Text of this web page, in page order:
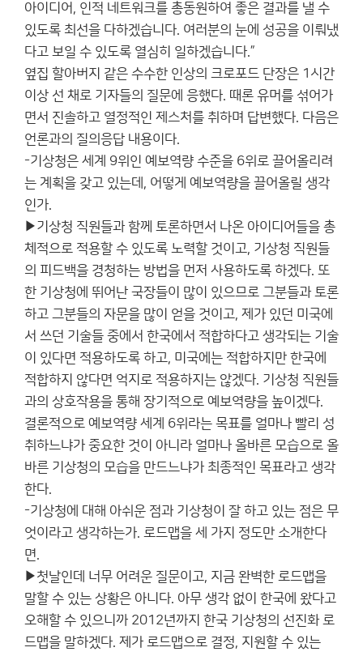
아이디어, 인적 네트워크를 총동원하여 좋은 결과를 낼 수
있도록 최선을 다하겠습니다. 여러분의 눈에 성공을 이뤄냈
다고 보일 수 있도록 열심히 일하겠습니다.”
옆집 할아버지 같은 수수한 인상의 크로포드 단장은 1시간
이상 선 채로 기자들의 질문에 응했다. 때론 유머를 섞어가
면서 진솔하고 열정적인 제스처를 취하며 답변했다. 다음은
언론과의 질의응답 내용이다.
-기상청은 세계 9위인 예보역량 수준을 6위로 끌어올리려
는 계획을 갖고 있는데, 어떻게 예보역량을 끌어올릴 생각
인가.
▶기상청 직원들과 함께 토론하면서 나온 아이디어들을 총
체적으로 적용할 수 있도록 노력할 것이고, 기상청 직원들
의 피드백을 경청하는 방법을 먼저 사용하도록 하겠다. 또
한 기상청에 뛰어난 국장들이 많이 있으므로 그분들과 토론
하고 그분들의 자문을 많이 얻을 것이고, 제가 있던 미국에
서 쓰던 기술들 중에서 한국에서 적합하다고 생각되는 기술
이 있다면 적용하도록 하고, 미국에는 적합하지만 한국에
적합하지 않다면 억지로 적용하지는 않겠다. 기상청 직원들
과의 상호작용을 통해 장기적으로 예보역량을 높이겠다.
결론적으로 예보역량 세계 6위라는 목표를 얼마나 빨리 성
취하느냐가 중요한 것이 아니라 얼마나 올바른 모습으로 올
바른 기상청의 모습을 만드느냐가 최종적인 목표라고 생각
한다.
-기상청에 대해 아쉬운 점과 기상청이 잘 하고 있는 점은 무
엇이라고 생각하는가. 로드맵을 세 가지 정도만 소개한다
면.
▶첫날인데 너무 어려운 질문이고, 지금 완벽한 로드맵을
말할 수 있는 상황은 아니다. 아무 생각 없이 한국에 왔다고
오해할 수 있으니까 2012년까지 한국 기상청의 선진화 로
드맵을 말하겠다. 제가 로드맵으로 결정, 지원할 수 있는